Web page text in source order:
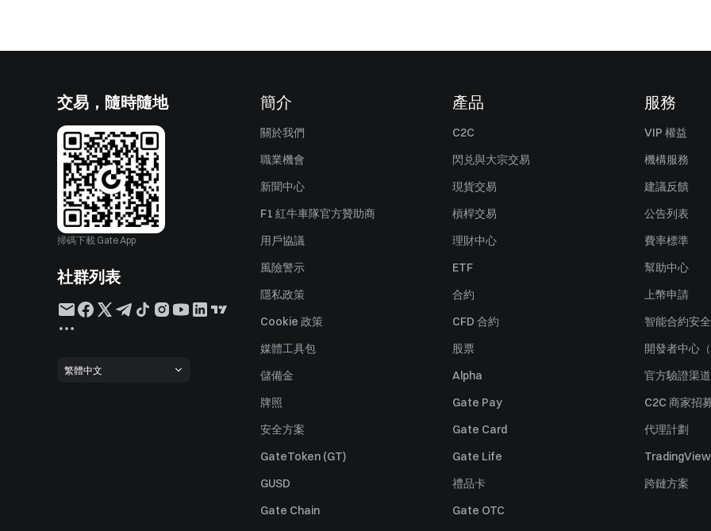
交易，隨時隨地
掃碼下載 Gate App
社群列表
繁體中文
簡介
關於我們
職業機會
新聞中心
F1 紅牛車隊官方贊助商
用戶協議
風險警示
隱私政策
Cookie 政策
媒體工具包
儲備金
牌照
安全方案
GateToken (GT)
GUSD
Gate Chain
產品
C2C
閃兑與大宗交易
現貨交易
槓桿交易
理財中心
ETF
合約
CFD 合約
股票
Alpha
Gate Pay
Gate Card
Gate Life
禮品卡
Gate OTC
服務
VIP 權益
機構服務
建議反饋
公告列表
費率標準
幫助中心
上幣申請
智能合約安全
開發者中心
官方驗證渠道
C2C 商家招
代理計劃
TradingView
跨鏈方案